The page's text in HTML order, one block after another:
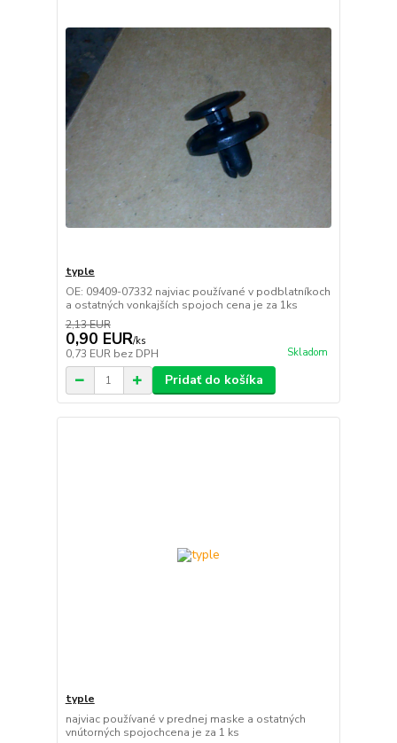
typle
OE: 09409-07332 najviac používané v podblatníkoch
a ostatných vonkajších spojoch cena je za 1ks
2,13 EUR
0,90 EUR/ks
0,73 EUR bez DPH Skladom
Pridať do košíka
typle
najviac používané v prednej maske a ostatných
vnútorných spojochcena je za 1 ks